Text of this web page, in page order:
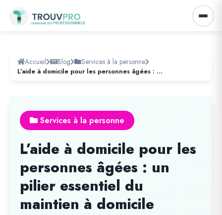
Accueil Blog Services à la personne
L’aide à domicile pour les personnes âgées : un pilier essentiel du maintien à domicile
Services à la personne
L’aide à domicile pour les
personnes âgées : un
pilier essentiel du
maintien à domicile